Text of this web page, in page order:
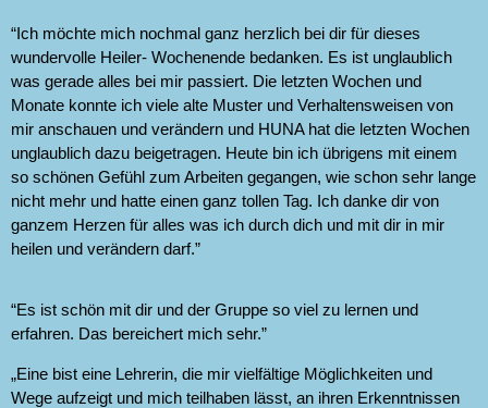
“Ich möchte mich nochmal ganz herzlich bei dir für dieses
wundervolle Heiler- Wochenende bedanken. Es ist unglaublich
was gerade alles bei mir passiert. Die letzten Wochen und
Monate konnte ich viele alte Muster und Verhaltensweisen von
mir anschauen und verändern und HUNA hat die letzten Wochen
unglaublich dazu beigetragen. Heute bin ich übrigens mit einem
so schönen Gefühl zum Arbeiten gegangen, wie schon sehr lange
nicht mehr und hatte einen ganz tollen Tag. Ich danke dir von
ganzem Herzen für alles was ich durch dich und mit dir in mir
heilen und verändern darf.”
“Es ist schön mit dir und der Gruppe so viel zu lernen und
erfahren. Das bereichert mich sehr.”
„Eine bist eine Lehrerin, die mir vielfältige Möglichkeiten und
Wege aufzeigt und mich teilhaben lässt, an ihren Erkenntnissen